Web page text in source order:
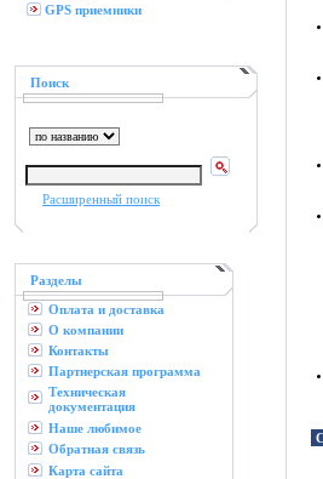
GPS приемники
Поиск
Расширенный поиск
Разделы
Оплата и доставка
О компании
Контакты
Партнерская программа
Техническая
документация
Наше любимое
Обратная связь
Карта сайта